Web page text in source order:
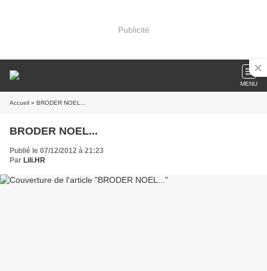
Publicité
MENU
Accueil » BRODER NOEL...
BRODER NOEL...
Publié le 07/12/2012 à 21:23
Par Lili.HR